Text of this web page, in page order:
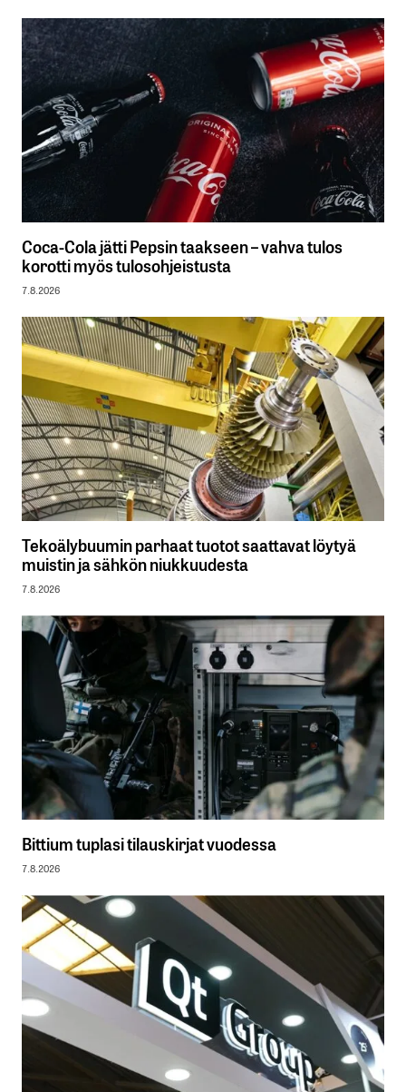
Coca-Cola jätti Pepsin taakseen – vahva tulos
korotti myös tulosohjeistusta
7.8.2026
Tekoälybuumin parhaat tuotot saattavat löytyä
muistin ja sähkön niukkuudesta
7.8.2026
Bittium tuplasi tilauskirjat vuodessa
7.8.2026